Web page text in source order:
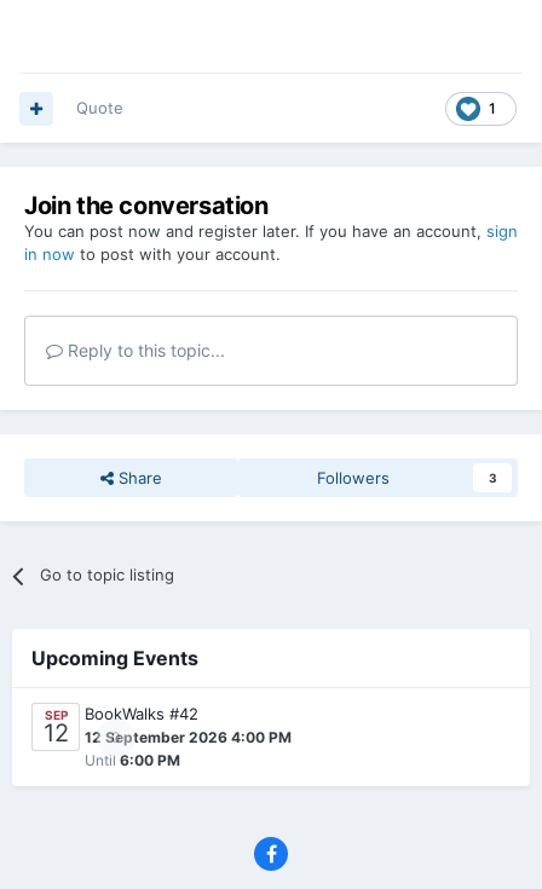
1
Quote
Join the conversation
You can post now and register later. If you have an account, sign
in now to post with your account.
Reply to this topic...
Share Followers 3
Go to topic listing
Upcoming Events
SEP
12 0
BookWalks #42
12 September 2026 4:00 PM
Until 6:00 PM